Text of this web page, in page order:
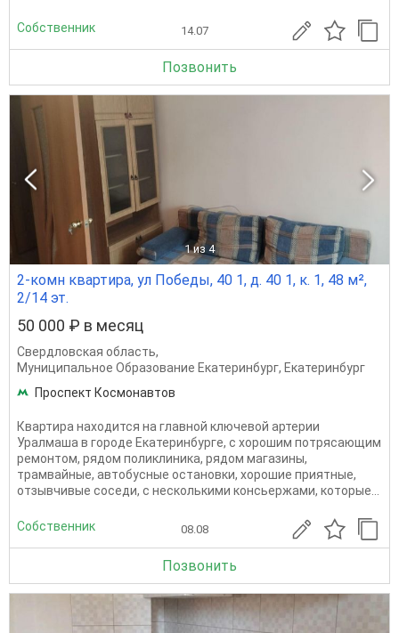
Собственник 14.07
Позвонить
1 из 4
2-комн квартира, ул Победы, 40 1, д. 40 1, к. 1, 48 м²,
2/14 эт.
50 000 ₽ в месяц
Свердловская область,
Муниципальное Образование Екатеринбург, Екатеринбург
Проспект Космонавтов
Квартира находится на главной ключевой артерии
Уралмаша в городе Екатеринбурге, с хорошим потрясающим
ремонтом, рядом поликлиника, рядом магазины,
трамвайные, автобусные остановки, хорошие приятные,
отзывчивые соседи, с несколькими консьержами, которые...
Собственник 08.08
Позвонить